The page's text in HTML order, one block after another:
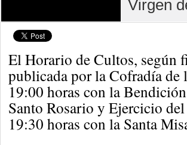
Virgen
El Horario de Cultos, según
publicada por la Cofradía de
19:00 horas con la
Santo Rosario y Ejercicio
19:30 horas con la Santa